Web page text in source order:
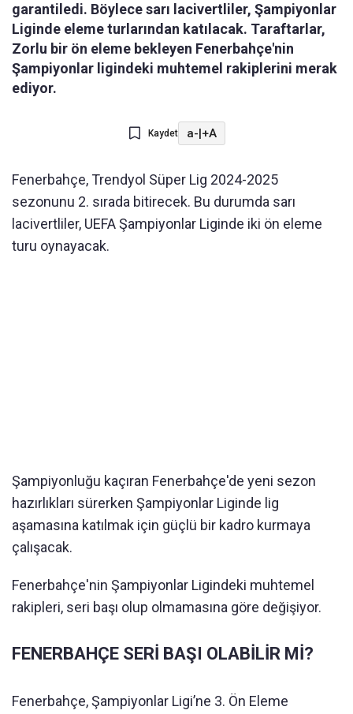
garantiledi. Böylece sarı lacivertliler, Şampiyonlar
Liginde eleme turlarından katılacak. Taraftarlar,
Zorlu bir ön eleme bekleyen Fenerbahçe'nin
Şampiyonlar ligindeki muhtemel rakiplerini merak
ediyor.
Kaydet a-|+A
Fenerbahçe, Trendyol Süper Lig 2024-2025
sezonunu 2. sırada bitirecek. Bu durumda sarı
lacivertliler, UEFA Şampiyonlar Liginde iki ön eleme
turu oynayacak.
Şampiyonluğu kaçıran Fenerbahçe'de yeni sezon
hazırlıkları sürerken Şampiyonlar Liginde lig
aşamasına katılmak için güçlü bir kadro kurmaya
çalışacak.
Fenerbahçe'nin Şampiyonlar Ligindeki muhtemel
rakipleri, seri başı olup olmamasına göre değişiyor.
FENERBAHÇE SERİ BAŞI OLABİLİR Mİ?
Fenerbahçe, Şampiyonlar Ligi’ne 3. Ön Eleme